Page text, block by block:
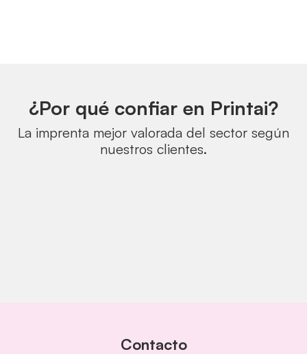
¿Por qué confiar en Printai?
La imprenta mejor valorada del sector según
nuestros clientes.
Contacto